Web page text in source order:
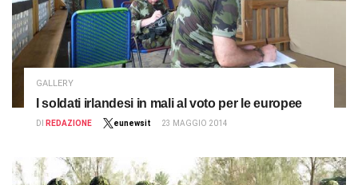
GALLERY
I soldati irlandesi in mali al voto per le europee
DI REDAZIONE eunewsit 23 MAGGIO 2014